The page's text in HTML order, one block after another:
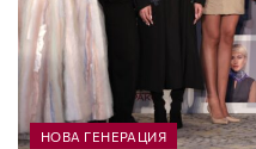
НОВА ГЕНЕРАЦИЯ